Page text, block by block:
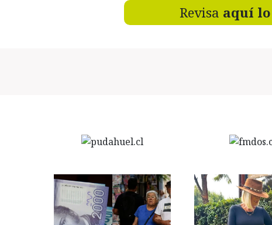
Revisa aquí